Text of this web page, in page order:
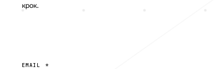
крок.
EMAIL *